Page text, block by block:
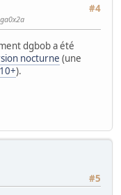
#4
dgbob a été
nocturne (une
).
#5